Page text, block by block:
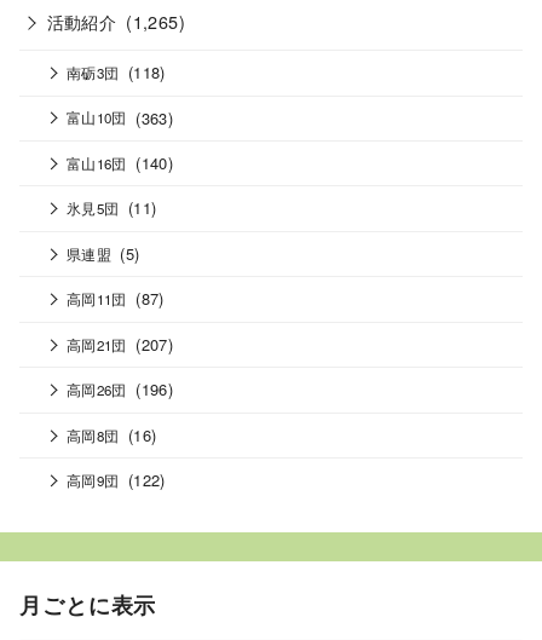
活動紹介 (1,265)
南砺3団 (118)
富山10団 (363)
富山16団 (140)
氷見5団 (11)
県連盟 (5)
高岡11団 (87)
高岡21団 (207)
高岡26団 (196)
高岡8団 (16)
高岡9団 (122)
月ごとに表示